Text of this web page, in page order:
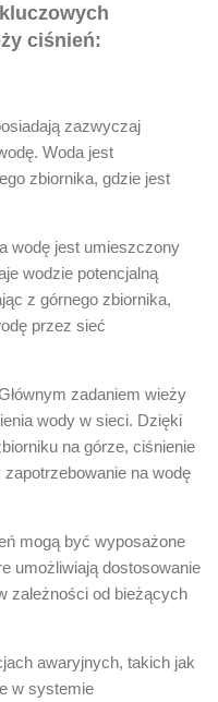
ciśnień:
zazwyczaj
Woda jest
zbiornika, gdzie jest
wodę jest umieszczony
wodzie potencjalną
z górnego zbiornika,
przez sieć
zadaniem wieży
wody w sieci. Dzięki
na górze, ciśnienie
na wodę
mogą być wyposażone
umożliwiają dostosowanie
zależności od bieżących
awaryjnych, takich jak
w systemie